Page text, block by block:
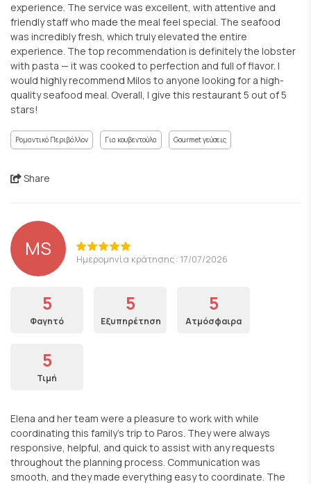
experience. The service was excellent, with attentive and
friendly staff who made the meal feel special. The seafood
was incredibly fresh, which truly elevated the entire
experience. The top recommendation is definitely the lobster
with pasta — it was cooked to perfection and full of flavor. I
would highly recommend Milos to anyone looking for a high-
quality seafood meal. Overall, I give this restaurant 5 out of 5
stars!
Ρομαντικό Περιβάλλον Για κουβεντούλα Gourmet γεύσεις
Share
MS Ημερομηνία κράτησης: 17/07/2026
5
Φαγητό
5
Εξυπηρέτηση
5
Ατμόσφαιρα
5
Τιμή
Elena and her team were a pleasure to work with while
coordinating this family's trip to Paros. They were always
responsive, helpful, and quick to assist with any requests
throughout the planning process. Communication was
smooth, and they made everything easy to coordinate. The